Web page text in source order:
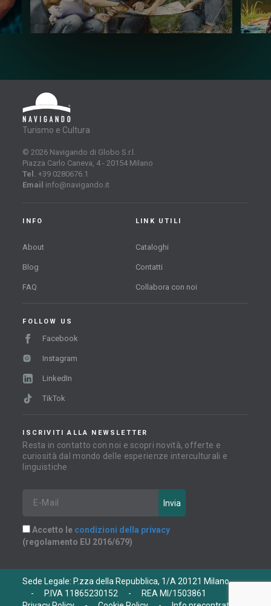
Turismo e Cultura
© 2026 Navigando di Globo S.r.l.
Piazza Carlo Caneva, 4 - 20154 Milano
Tel.+39 0280676.1
Email info@navigando.it
INFO
About
Blog
FAQ
LINK UTILI
Cataloghi
Contatti
Collabora con noi
FOLLOW US
Facebook
Instagram
LinkedIn
TikTok
ISCRIVITI ALLA NEWSLETTER
Resta in contatto con noi e scopri novità, offerte e
curiosità dal mondo delle esperienze interculturali e
linguistiche
Accetto le condizioni della privacy
(regolamento EU 2016/679)
Sede Legale: P.zza della Repubblica, 1/A 20121 Milano
-
P.IVA 11865230152 -
REA MI/1503861